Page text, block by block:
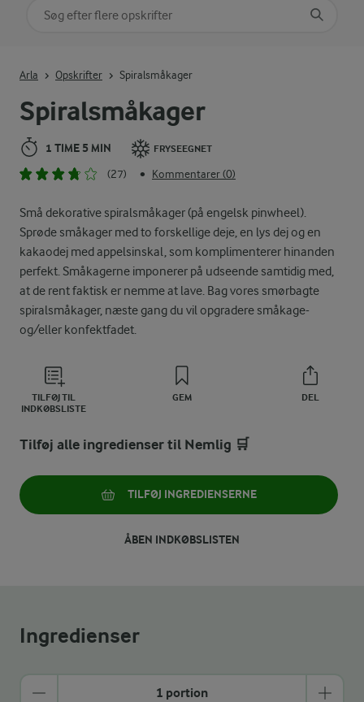
Spiralsmåkager
1 TIME 5 MIN FRYSEEGNET
(27) • Kommentarer (0)
Små dekorative spiralsmåkager (på engelsk pinwheel).
Sprøde småkager med to forskellige deje, en lys dej og en
kakaodej med appelsinskal, som komplimenterer hinanden
perfekt. Småkagerne imponerer på udseende samtidig med,
at de rent faktisk er nemme at lave. Bag vores smørbagte
spiralsmåkager, næste gang du vil opgradere småkage-
og/eller konfektfadet.
TILFØJ TIL
INDKØBSLISTE
GEM DEL
Arla Opskrifter Spiralsmåkager
Tilføj alle ingredienser til Nemlig 🛒
TILFØJ INGREDIENSERNE
ÅBEN INDKØBSLISTEN
Ingredienser
1 portion
Søg på kategori